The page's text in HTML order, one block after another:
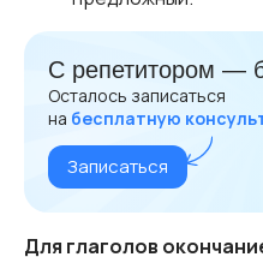
С репетитором —
Осталось записаться
на бесплатную
Записаться
Для глаголов